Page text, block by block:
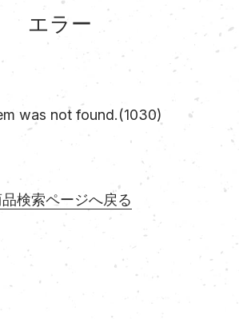
エラー
was not found.(1030)
検索ページへ戻る